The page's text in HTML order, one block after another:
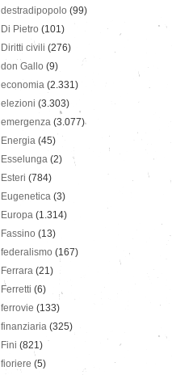
destradipopolo (99)
Di Pietro (101)
Diritti civili (276)
don Gallo (9)
economia (2.331)
elezioni (3.303)
emergenza (3.077)
Energia (45)
Esselunga (2)
Esteri (784)
Eugenetica (3)
Europa (1.314)
Fassino (13)
federalismo (167)
Ferrara (21)
Ferretti (6)
ferrovie (133)
finanziaria (325)
Fini (821)
fioriere (5)